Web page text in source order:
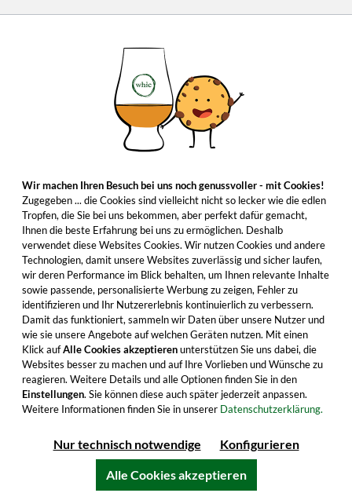
Wir machen Ihren Besuch bei uns noch genussvoller - mit Cookies!
Zugegeben ... die Cookies sind vielleicht nicht so lecker wie die edlen
Tropfen, die Sie bei uns bekommen, aber perfekt dafür gemacht,
Ihnen die beste Erfahrung bei uns zu ermöglichen. Deshalb
verwendet diese Websites Cookies. Wir nutzen Cookies und andere
Technologien, damit unsere Websites zuverlässig und sicher laufen,
wir deren Performance im Blick behalten, um Ihnen relevante Inhalte
sowie passende, personalisierte Werbung zu zeigen, Fehler zu
identifizieren und Ihr Nutzererlebnis kontinuierlich zu verbessern.
Damit das funktioniert, sammeln wir Daten über unsere Nutzer und
wie sie unsere Angebote auf welchen Geräten nutzen. Mit einen
Klick aufAlle Cookies akzeptierenunterstützen Sie uns dabei, die
Websites besser zu machen und auf Ihre Vorlieben und Wünsche zu
reagieren. Weitere Details und alle Optionen finden Sie in den
Einstellungen. Sie können diese auch später jederzeit anpassen.
Weitere Informationen finden Sie in unserer Datenschutzerklärung.
Nur technisch notwendige Konfigurieren
Alle Cookies akzeptieren